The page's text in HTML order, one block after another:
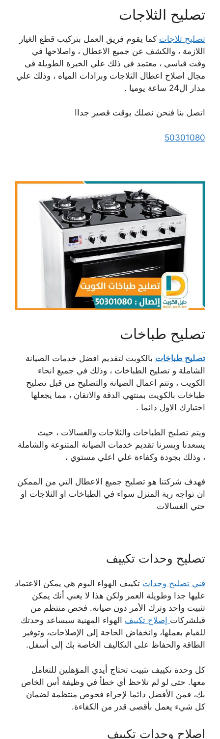
تصليح الثلاجات
تصليح ثلاجات كما يقوم فريق العمل بتركيب قطع الغيار
اللازمة ، والكشف عن جميع الاعطال ، واصلاحها في
وقت قياسي ، معتمد في ذلك علي الخبرة الطويلة في
مجال اصلاح اعطال الثلاجات وبرادات المياه ، وذلك علي
مدار ال24 ساعة يوميا .
اتصل بنا فنحن نصلك بوقت قصير جداا
50301080
تصليح طباخات
تصليح طباخات بالكويت لتقديم افضل خدمات الصيانة
الشاملة و تصليح الطباخات ، وذلك في جميع انحاء
الكويت ، وتتم اعمال الصيانة والتصليح من قبل تصليح
طباخات بالكويت بمنتهي الدقة والاتقان ، مما يجعلها
اختيارك الاول دائما .
ويتم تصليح الطباخات والثلاجات والغسالات ، حيث
يسعدنا ويسرنا تقديم خدمات الصيانة المتنوعة والشاملة
، وذلك بجودة وكفاءة علي اعلي مستوي ،
فهدف شركتنا هو تصليح جميع الاعطال التي من الممكن
ان تواجه ربة المنزل سواء في الطباخات او الثلاجات او
حتي الغسالات
تصليح وحدات تكييف
فني تصليح وحدات تكييف الهواء اليوم هي يمكن الاعتماد
عليها جدا وطويلة العمر ولكن هذا لا يعني أنك يمكن
تثبيت واحد وترك الأمر دون صيانة. فحص منتظم من
قبلشركات إصلاح تكييف الهواء المهنية سيساعد وحدتك
للقيام بعملها، وانخفاض الحاجة إلى الإصلاحات، وتوفير
الطاقة والحفاظ على التكاليف الخاصة بك إلى أسفل.
كل وحدة تكييف تثبيت تحتاج أيدي المؤهلين للتعامل
معها. حتى لو لم تلاحظ أي خطأ في وظيفة أس الخاص
بك، فمن الأفضل دائما لإجراء فحوص منتظمة لضمان
كل شيء يعمل بأقصى قدر من الكفاءة.
اصلاح وجدات تكييف